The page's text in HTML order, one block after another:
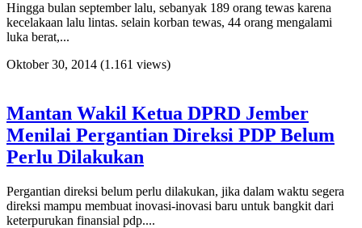
Hingga bulan september lalu, sebanyak 189 orang tewas karena
kecelakaan lalu lintas. selain korban tewas, 44 orang mengalami
luka berat,...
Oktober 30, 2014 (1.161 views)
Mantan Wakil Ketua DPRD Jember
Menilai Pergantian Direksi PDP Belum
Perlu Dilakukan
Pergantian direksi belum perlu dilakukan, jika dalam waktu segera
direksi mampu membuat inovasi-inovasi baru untuk bangkit dari
keterpurukan finansial pdp....